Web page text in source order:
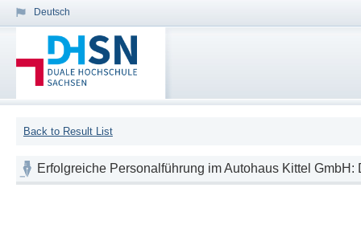
Deutsch
Back to Result List
Erfolgreiche Personalführung im Autohaus Kittel